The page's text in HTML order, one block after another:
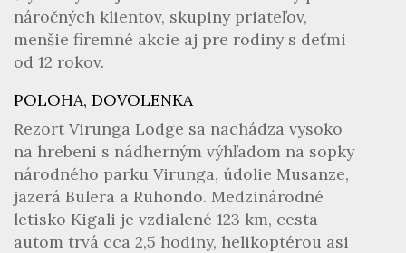
náročných klientov, skupiny priateľov,
menšie firemné akcie aj pre rodiny s deťmi
od 12 rokov.
POLOHA, DOVOLENKA
Rezort Virunga Lodge sa nachádza vysoko
na hrebeni s nádherným výhľadom na sopky
národného parku Virunga, údolie Musanze,
jazerá Bulera a Ruhondo. Medzinárodné
letisko Kigali je vzdialené 123 km, cesta
autom trvá cca 2,5 hodiny, helikoptérou asi